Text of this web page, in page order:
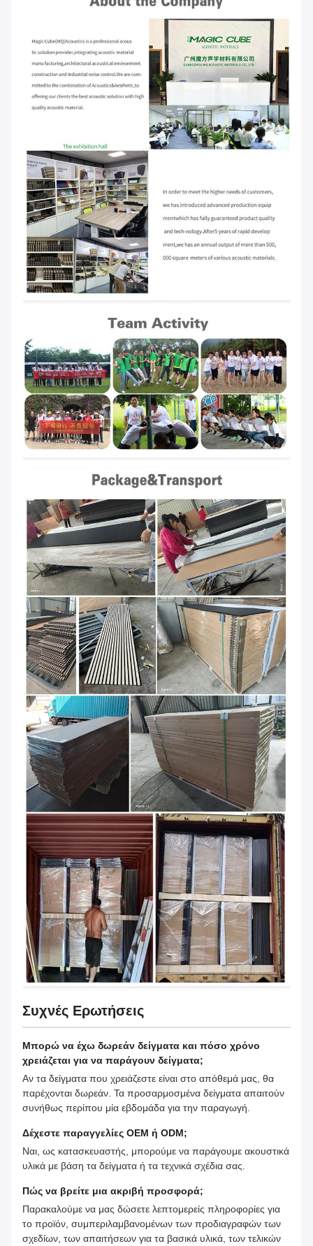
Συχνές Ερωτήσεις
Μπορώ να έχω δωρεάν δείγματα και πόσο χρόνο
χρειάζεται για να παράγουν δείγματα;
Αν τα δείγματα που χρειάζεστε είναι στο απόθεμά μας, θα
παρέχονται δωρεάν. Τα προσαρμοσμένα δείγματα απαιτούν
συνήθως περίπου μία εβδομάδα για την παραγωγή.
Δέχεστε παραγγελίες OEM ή ODM;
Ναι, ως κατασκευαστής, μπορούμε να παράγουμε ακουστικά
υλικά με βάση τα δείγματα ή τα τεχνικά σχέδια σας.
Πώς να βρείτε μια ακριβή προσφορά;
Παρακαλούμε να μας δώσετε λεπτομερείς πληροφορίες για
το προϊόν, συμπεριλαμβανομένων των προδιαγραφών των
σχεδίων, των απαιτήσεων για τα βασικά υλικά, των τελικών